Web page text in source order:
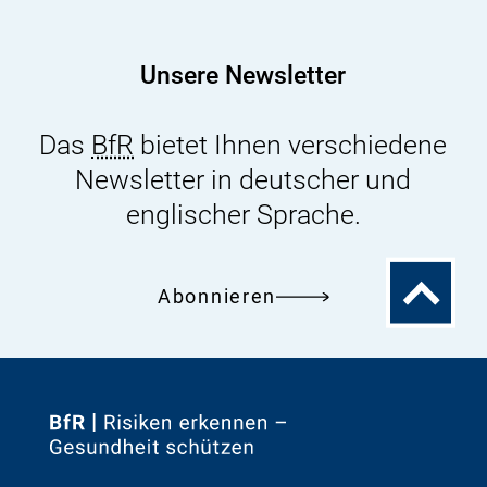
Unsere Newsletter
Das BfR bietet Ihnen verschiedene
Newsletter in deutscher und
englischer Sprache.
Abonnieren
Zum
Zur